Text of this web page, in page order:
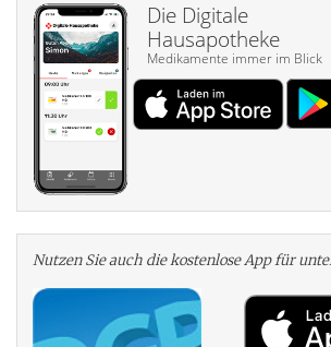
Die Digitale
Hausapotheke
Medikamente immer im Blick
Nutzen Sie auch die kosten­lose App für